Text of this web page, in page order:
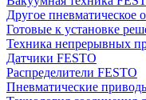
Другое пневматическое
Готовые к установке
Техника непрерывных
Датчики FESTO
Распределители FESTO
Пневматические